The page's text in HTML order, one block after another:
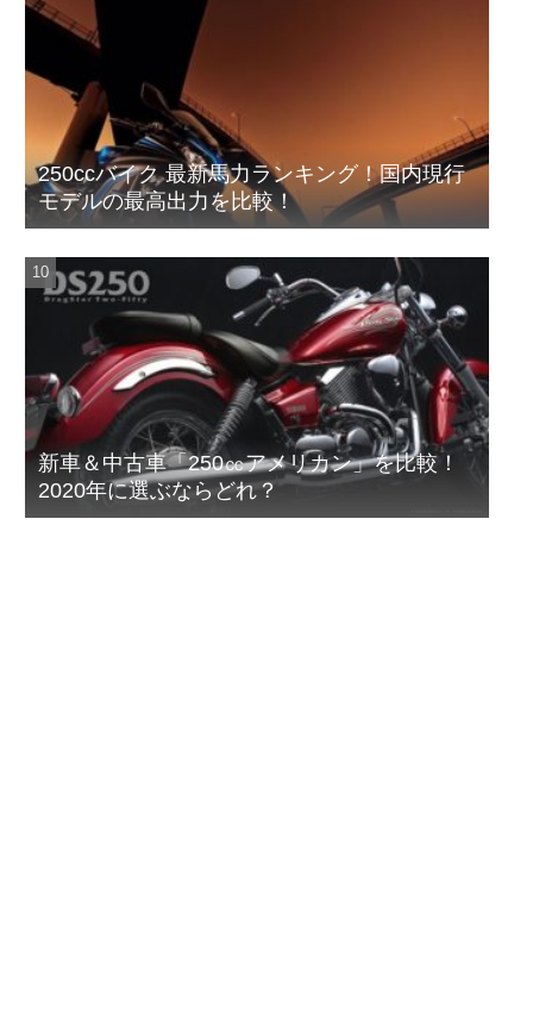
250ccバイク 最新馬力ランキング！国内現行
モデルの最高出力を比較！
新車＆中古車「250㏄アメリカン」を比較！
2020年に選ぶならどれ？